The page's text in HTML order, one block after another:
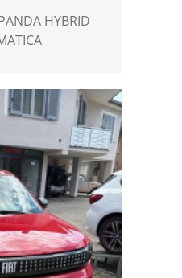
HYBRID